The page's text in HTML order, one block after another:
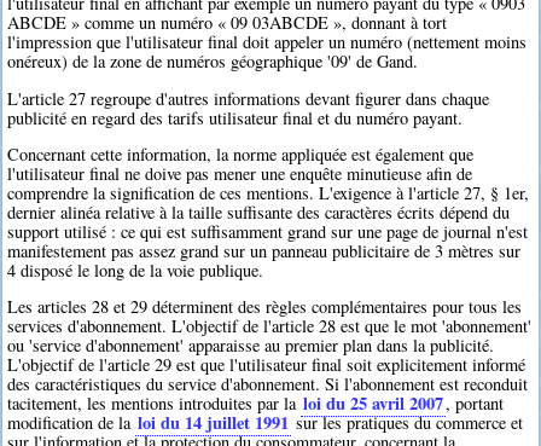
ABCDE » comme un numéro « 09 03ABCDE », donnant à tort
l'impression que l'utilisateur final doit appeler un numéro (nettement moins
onéreux) de la zone de numéros géographique '09' de Gand.
L'article 27 regroupe d'autres informations devant figurer dans chaque
publicité en regard des tarifs utilisateur final et du numéro payant.
Concernant cette information, la norme appliquée est également que
l'utilisateur final ne doive pas mener une enquête minutieuse afin de
comprendre la signification de ces mentions. L'exigence à l'article 27, § 1er,
dernier alinéa relative à la taille suffisante des caractères écrits dépend du
support utilisé : ce qui est suffisamment grand sur une page de journal n'est
manifestement pas assez grand sur un panneau publicitaire de 3 mètres sur
4 disposé le long de la voie publique.
Les articles 28 et 29 déterminent des règles complémentaires pour tous les
services d'abonnement. L'objectif de l'article 28 est que le mot 'abonnement'
ou 'service d'abonnement' apparaisse au premier plan dans la publicité.
L'objectif de l'article 29 est que l'utilisateur final soit explicitement informé
des caractéristiques du service d'abonnement. Si l'abonnement est reconduit
tacitement, les mentions introduites par la loi du 25 avril 2007, portant
modification de la loi du 14 juillet 1991 sur les pratiques du commerce et